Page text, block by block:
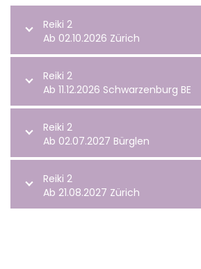
Reiki 2
Ab 02.10.2026 Zürich
Reiki 2
Ab 11.12.2026 Schwarzenburg BE
Reiki 2
Ab 02.07.2027 Bürglen
Reiki 2
Ab 21.08.2027 Zürich